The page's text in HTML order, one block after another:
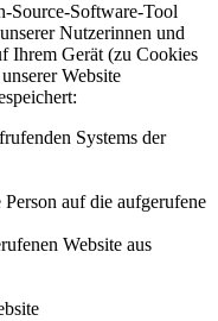
Source-Software-Tool
Nutzerinnen und
Ihrem Gerät (zu Cookies
Website
Systems der
auf die aufgerufene
Website aus